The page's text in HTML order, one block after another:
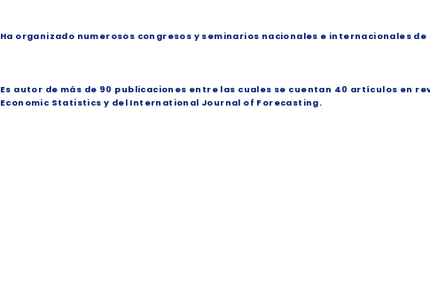
Ha organizado numerosos congresos y seminarios nacionales e internacionales
Es autor de más de 90 publicaciones entre las cuales se cuentan 40 artículos en
Economic Statistics y del International Journal of Forecasting.